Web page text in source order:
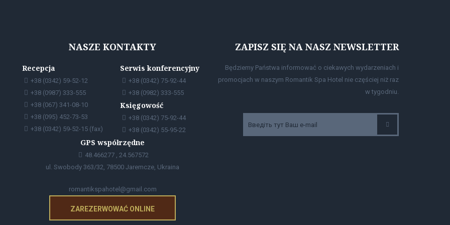
NASZE KONTAKTY
Recepcja
+38 (0342) 59-52-12
+38 (0987) 333-555
+38 (067) 341-08-10
+38 (095) 452-73-53
+38 (0342) 59-52-15 (fax)
Serwis konferencyjny
+38 (0342) 75-92-44
+38 (0982) 333-555
Księgowość
+38 (0342) 75-92-44
+38 (0342) 55-95-22
GPS współrzędne
48.466277 , 24.567572
ul. Swobody 363/32, 78500 Jaremcze, Ukraina
romantikspahotel@gmail.com
ZAREZERWOWAĆ ONLINE
ZAPISZ SIĘ NA NASZ NEWSLETTER
Będziemy Państwa informować o ciekawych wydarzeniach i
promocjach w naszym Romantik Spa Hotel nie częściej niż raz
w tygodniu.